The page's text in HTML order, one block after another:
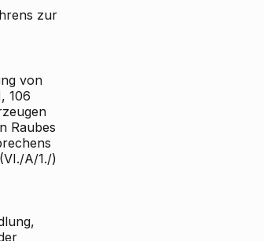
zur
von
106
Raubes
A/1./)